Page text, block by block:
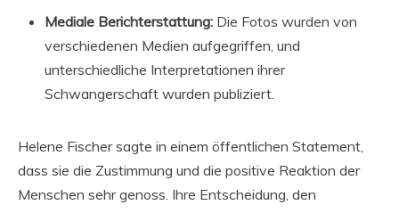
Mediale Berichterstattung: Die Fotos wurden von
verschiedenen Medien aufgegriffen, und
unterschiedliche Interpretationen ihrer
Schwangerschaft wurden publiziert.
Helene Fischer sagte in einem öffentlichen Statement,
dass sie die Zustimmung und die positive Reaktion der
Menschen sehr genoss. Ihre Entscheidung, den